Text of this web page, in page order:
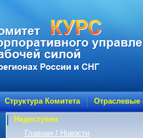
Структура Комитета Отраслевые
Недоступен
Главная / Новости